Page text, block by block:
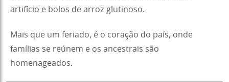
artifício e bolos de arroz glutinoso.
Mais que um feriado, é o coração do país, onde
famílias se reúnem e os ancestrais são
homenageados.